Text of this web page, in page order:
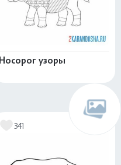
Носорог узоры
341